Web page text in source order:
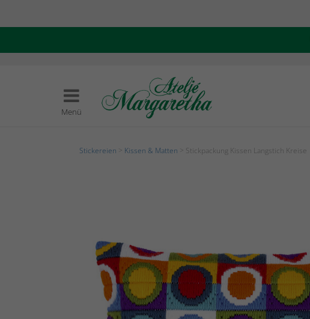
Menü
Stickereien Kissen & Matten > Stickpackung Kissen Langstich Kreise